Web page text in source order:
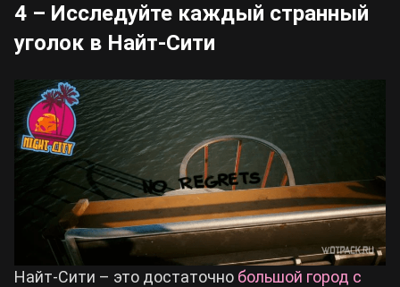
4 – Исследуйте каждый странный
уголок в Найт-Сити
Найт-Сити – это достаточно большой город с